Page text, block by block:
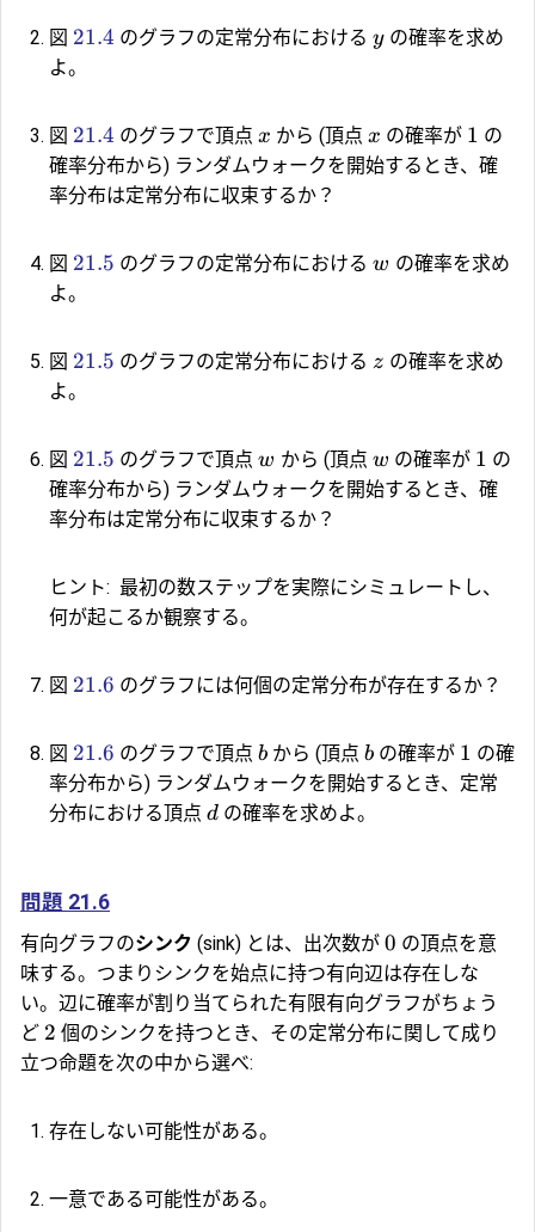
図 21.4 のグラフの定常分布における yの確率を求め
よ。
図 21.4 のグラフで頂点 x から (頂点 x の確率が 1 の
確率分布から) ランダムウォークを開始するとき、確
率分布は定常分布に収束するか？
図 21.5 のグラフの定常分布における w の確率を求め
よ。
図 21.5 のグラフの定常分布における z の確率を求め
よ。
図 21.5 のグラフで頂点 w から (頂点 w の確率が 1 の
確率分布から) ランダムウォークを開始するとき、確
率分布は定常分布に収束するか？
ヒント: 最初の数ステップを実際にシミュレートし、
何が起こるか観察する。
図 21.6 のグラフには何個の定常分布が存在するか？
図 21.6 のグラフで頂点 b から (頂点 b の確率が 1 の確
率分布から) ランダムウォークを開始するとき、定常
分布における頂点 d の確率を求めよ。
問題 21.6
有向グラフのシンク (sink) とは、出次数が 0 の頂点を意
味する。つまりシンクを始点に持つ有向辺は存在しな
い。辺に確率が割り当てられた有限有向グラフがちょう
ど 2 個のシンクを持つとき、その定常分布に関して成り
立つ命題を次の中から選べ:
存在しない可能性がある。
一意である可能性がある。